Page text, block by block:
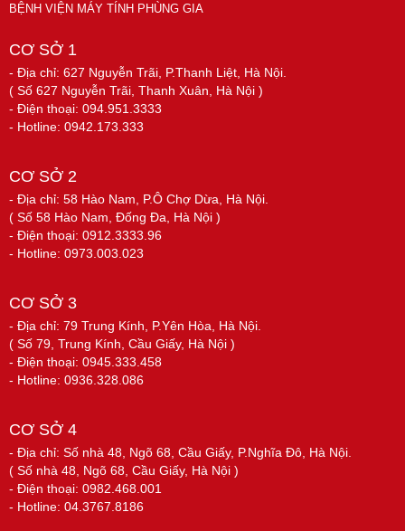
BỆNH VIỆN MÁY TÍNH PHÙNG GIA
CƠ SỞ 1
- Địa chỉ: 627 Nguyễn Trãi, P.Thanh Liệt, Hà Nội.
( Số 627 Nguyễn Trãi, Thanh Xuân, Hà Nội )
- Điện thoại: 094.951.3333
- Hotline: 0942.173.333
CƠ SỞ 2
- Địa chỉ: 58 Hào Nam, P.Ô Chợ Dừa, Hà Nội.
( Số 58 Hào Nam, Đống Đa, Hà Nội )
- Điện thoại: 0912.3333.96
- Hotline: 0973.003.023
CƠ SỞ 3
- Địa chỉ: 79 Trung Kính, P.Yên Hòa, Hà Nội.
( Số 79, Trung Kính, Cầu Giấy, Hà Nội )
- Điện thoại: 0945.333.458
- Hotline: 0936.328.086
CƠ SỞ 4
- Địa chỉ: Số nhà 48, Ngõ 68, Cầu Giấy, P.Nghĩa Đô, Hà Nội.
( Số nhà 48, Ngõ 68, Cầu Giấy, Hà Nội )
- Điện thoại: 0982.468.001
- Hotline: 04.3767.8186